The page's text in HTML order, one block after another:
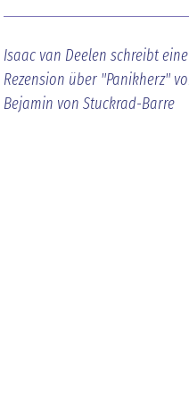
Isaac van Deelen schreibt eine
Rezension über "Panikherz"
Bejamin von Stuckrad-Barre